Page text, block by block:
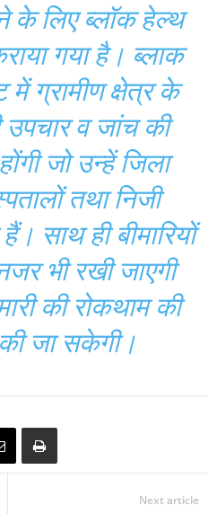
के लिए ब्लॉक हेल्थ
गया है। ब्लाक
ग्रामीण क्षेत्र के
उपचार व जांच की
जो उन्हें जिला
तथा निजी
साथ ही बीमारियों
भी रखी जाएगी
की रोकथाम की
जा सकेगी।
Next article